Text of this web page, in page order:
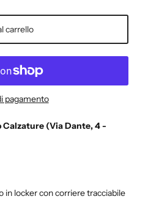
carrello
pagamento
Calzature (Via Dante, 4 -
in locker con corriere tracciabile